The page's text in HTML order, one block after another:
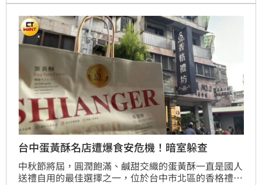
再包進去，廣式月餅油脂就有40g(約2大匙半)這麼多。
（賴俊佑）
台中蛋黃酥名店遭爆食安危機！暗室躲查
中秋節將屆，圓潤飽滿、鹹甜交織的蛋黃酥一直是國人
送禮自用的最佳選擇之一，位於台中市北區的香格禮坊